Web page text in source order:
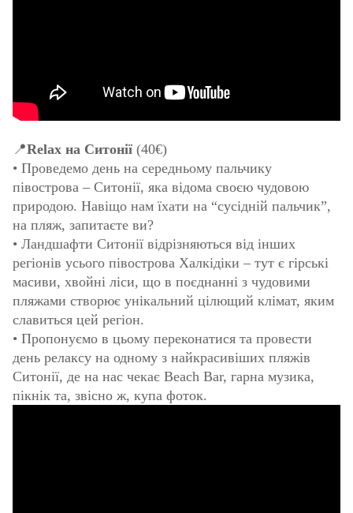
📍Relax на Ситонії (40€)
• Проведемо день на середньому пальчику
півострова – Ситонії, яка відома своєю чудовою
природою. Навіщо нам їхати на “сусідній пальчик”,
на пляж, запитаєте ви?
• Ландшафти Ситонії відрізняються від інших
регіонів усього півострова Халкідіки – тут є гірські
масиви, хвойні ліси, що в поєднанні з чудовими
пляжами створює унікальний цілющий клімат, яким
славиться цей регіон.
• Пропонуємо в цьому переконатися та провести
день релаксу на одному з найкрасивіших пляжів
Ситонії, де на нас чекає Beach Bar, гарна музика,
пікнік та, звісно ж, купа фоток.